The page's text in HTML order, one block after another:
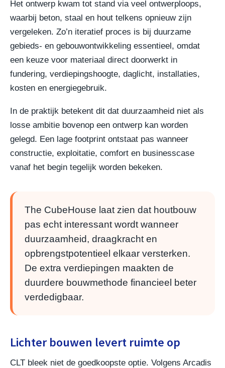
Het ontwerp kwam tot stand via veel ontwerploops,
waarbij beton, staal en hout telkens opnieuw zijn
vergeleken. Zo’n iteratief proces is bij duurzame
gebieds- en gebouwontwikkeling essentieel, omdat
een keuze voor materiaal direct doorwerkt in
fundering, verdiepingshoogte, daglicht, installaties,
kosten en energiegebruik.
In de praktijk betekent dit dat duurzaamheid niet als
losse ambitie bovenop een ontwerp kan worden
gelegd. Een lage footprint ontstaat pas wanneer
constructie, exploitatie, comfort en businesscase
vanaf het begin tegelijk worden bekeken.
The CubeHouse laat zien dat houtbouw
pas echt interessant wordt wanneer
duurzaamheid, draagkracht en
opbrengstpotentieel elkaar versterken.
De extra verdiepingen maakten de
duurdere bouwmethode financieel beter
verdedigbaar.
Lichter bouwen levert ruimte op
CLT bleek niet de goedkoopste optie. Volgens Arcadis